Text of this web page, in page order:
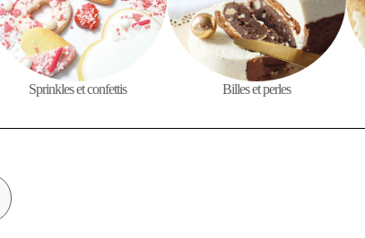
Sprinkles et confettis Billes et perles